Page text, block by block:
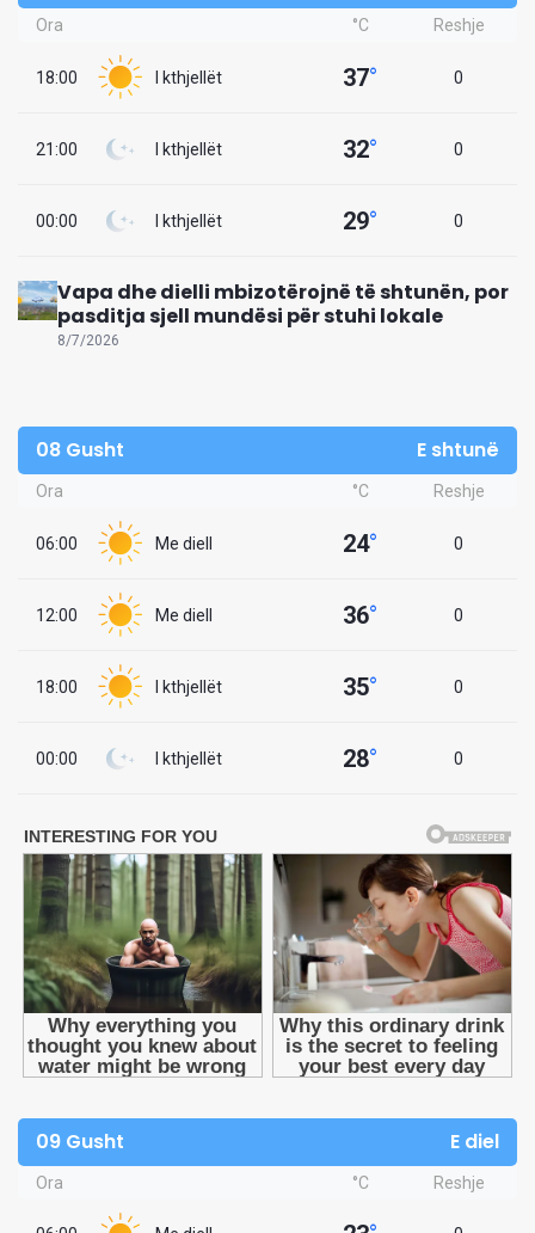
Ora °C Reshje
18:00 I kthjellët 37° 0
21:00 I kthjellët 32° 0
00:00 I kthjellët 29° 0
Vapa dhe dielli mbizotërojnë të shtunën, por
pasditja sjell mundësi për stuhi lokale
8/7/2026
08 Gusht E shtunë
Ora °C Reshje
06:00 Me diell 24° 0
12:00 Me diell 36° 0
18:00 I kthjellët 35° 0
00:00 I kthjellët 28° 0
09 Gusht E diel
Ora °C Reshje